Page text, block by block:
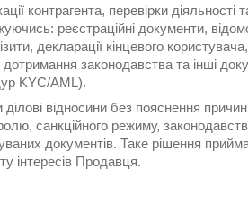
контрагента, перевірки
реєстраційні документи,
декларації кінцевого
дотримання законодавства та інші
KYC/AML).
відносини без пояснення
санкційного режиму,
документів. Таке рішення
інтересів Продавця.